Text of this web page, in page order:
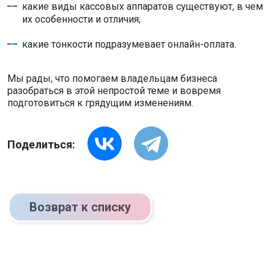
какие виды кассовых аппаратов существуют, в чем
их особенности и отличия;
какие тонкости подразумевает онлайн-оплата.
Мы рады, что помогаем владельцам бизнеса
разобраться в этой непростой теме и вовремя
подготовиться к грядущим изменениям.
Поделиться:
Возврат к списку